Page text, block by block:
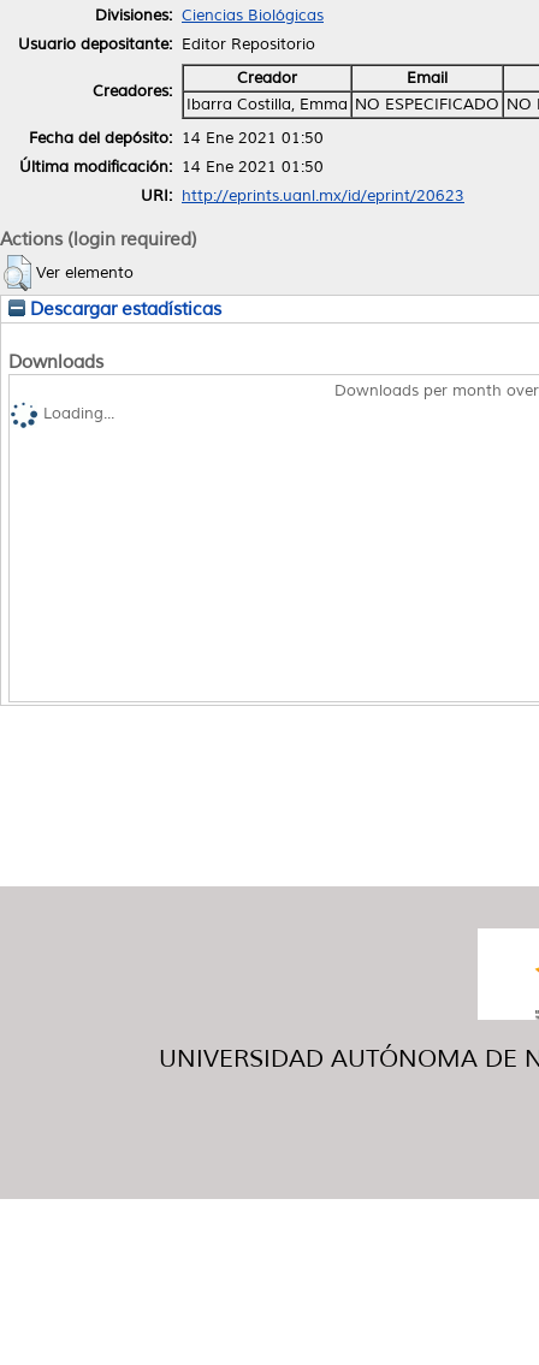
Divisiones: Ciencias Biológicas
Usuario depositante: Editor Repositorio
Creadores:
Creador
Email
Ibarra Costilla, Emma NO ESPECIFICADO NO
Fecha del depósito: 14 Ene 2021 01:50
Última modificación: 14 Ene 2021 01:50
URI: http://eprints.uanl.mx/id/eprint/20623
Actions (login required)
Ver elemento
Descargar estadísticas
Downloads
Downloads per month
Loading...
UNIVERSIDAD AUTÓNOMA DE